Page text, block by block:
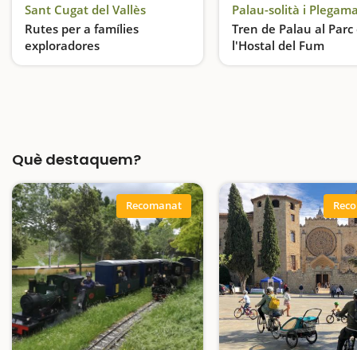
Sant Cugat del Vallès
Rutes per a famílies
exploradores
Descobreix Sant Cugat en família i de forma gratuïta
Palau-solità i
Tren de Palau al Parc
l'Hostal del Fum
Viatgem en tren!
Què destaquem?
Recomanat